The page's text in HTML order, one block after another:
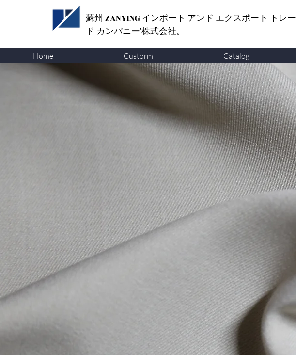
蘇州 ZANYING インポート アンド エクスポート トレー
ド カンパニー'株式会社。
Home Custorm Catalog